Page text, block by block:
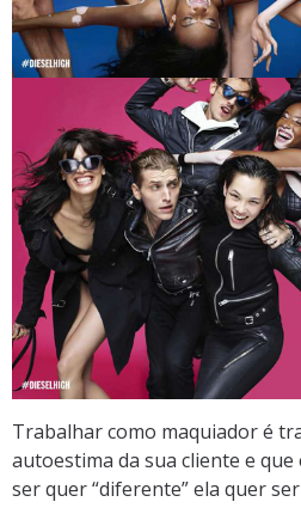
Trabalhar como maquiador é
autoestima da sua cliente e
ser quer “diferente” ela quer